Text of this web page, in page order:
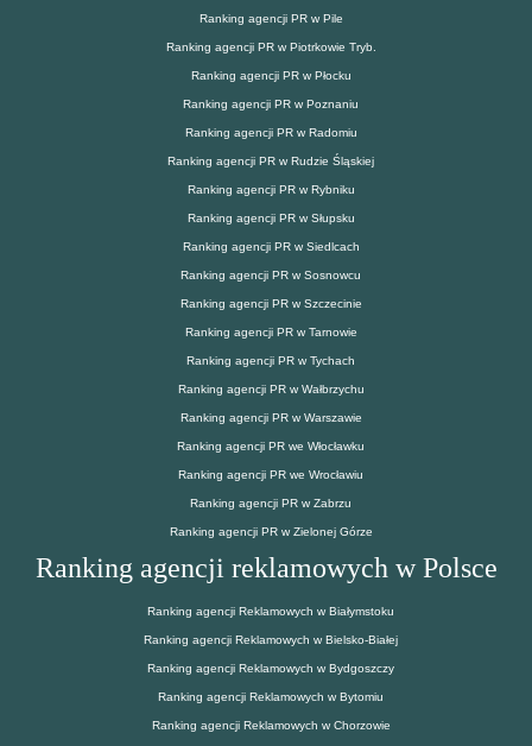
Ranking agencji PR w Pile
Ranking agencji PR w Piotrkowie Tryb.
Ranking agencji PR w Płocku
Ranking agencji PR w Poznaniu
Ranking agencji PR w Radomiu
Ranking agencji PR w Rudzie Śląskiej
Ranking agencji PR w Rybniku
Ranking agencji PR w Słupsku
Ranking agencji PR w Siedlcach
Ranking agencji PR w Sosnowcu
Ranking agencji PR w Szczecinie
Ranking agencji PR w Tarnowie
Ranking agencji PR w Tychach
Ranking agencji PR w Wałbrzychu
Ranking agencji PR w Warszawie
Ranking agencji PR we Włocławku
Ranking agencji PR we Wrocławiu
Ranking agencji PR w Zabrzu
Ranking agencji PR w Zielonej Górze
Ranking agencji reklamowych w Polsce
Ranking agencji Reklamowych w Białymstoku
Ranking agencji Reklamowych w Bielsko-Białej
Ranking agencji Reklamowych w Bydgoszczy
Ranking agencji Reklamowych w Bytomiu
Ranking agencji Reklamowych w Chorzowie